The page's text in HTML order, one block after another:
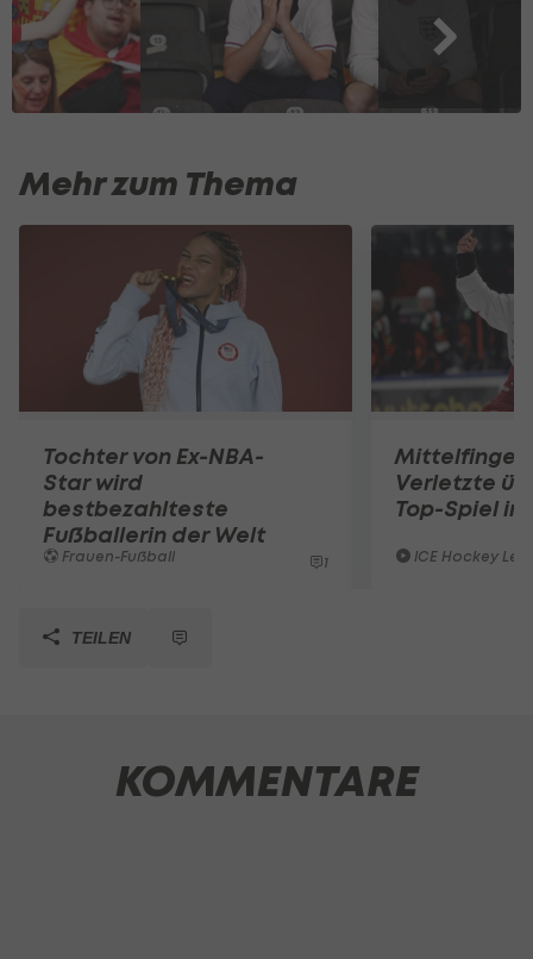
Mehr zum Thema
Tochter von Ex-NBA-
Star wird
bestbezahlteste
Fußballerin der Welt
Frauen-Fußball 1
Verletzte
Top-Spiel in
ICE Hockey
TEILEN
KOMMENTARE